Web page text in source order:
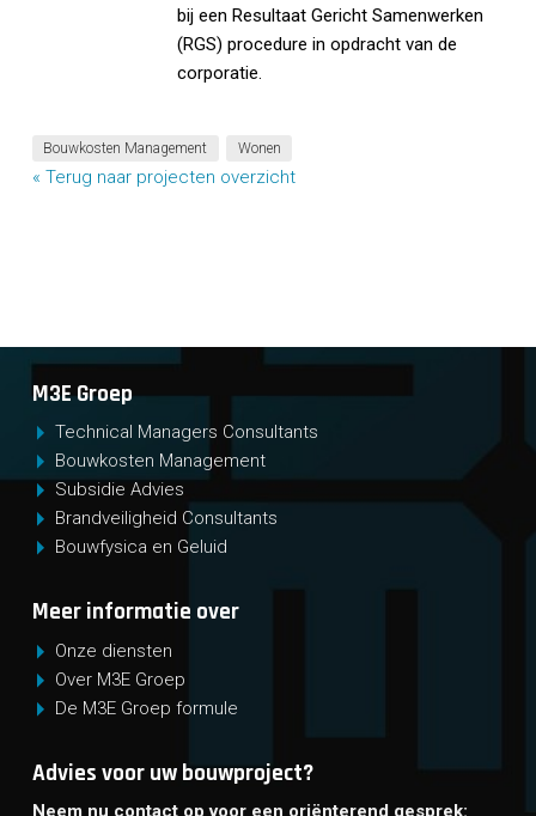
bij een Resultaat Gericht Samenwerken
(RGS) procedure in opdracht van de
corporatie.
Bouwkosten Management Wonen
« Terug naar projecten overzicht
M3E Groep
Technical Managers Consultants
Bouwkosten Management
Subsidie Advies
Brandveiligheid Consultants
Bouwfysica en Geluid
Meer informatie over
Onze diensten
Over M3E Groep
De M3E Groep formule
Advies voor uw bouwproject?
Neem nu contact op voor een oriënterend gesprek: